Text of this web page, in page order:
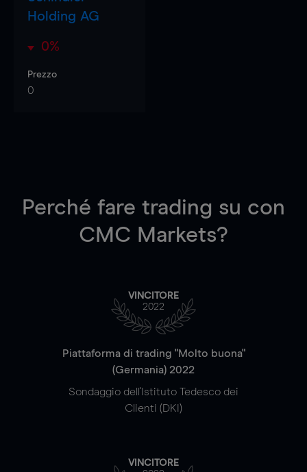
Holding AG
0%
Prezzo
0
Perché fare trading su con
CMC Markets?
VINCITORE
2022
Piattaforma di trading "Molto buona"
(Germania) 2022
Sondaggio dell'Istituto Tedesco dei
Clienti (DKI)
VINCITORE